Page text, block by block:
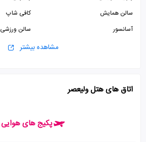
سالن همایش
کافی شاپ
آسانسور
سالن ورزشی
سونا
مشاهده بیشتر
اتاق های هتل ولیعصر
پکیج های هوایی